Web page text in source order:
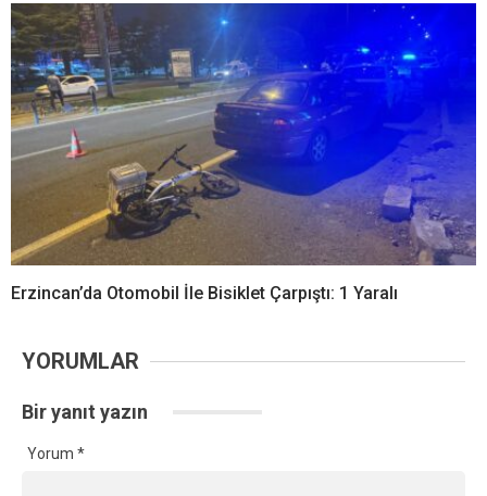
Erzincan’da Otomobil İle Bisiklet Çarpıştı: 1 Yaralı
YORUMLAR
Bir yanıt yazın
Yorum *